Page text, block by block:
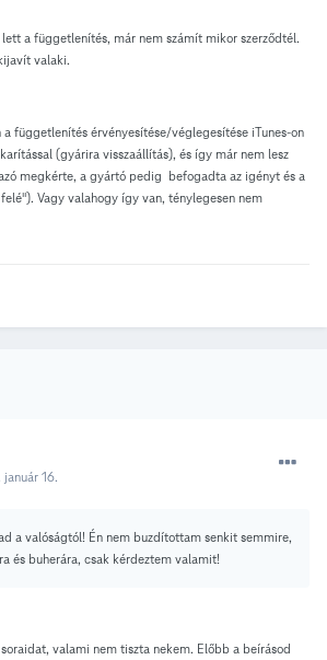
a függetlenítés, már nem számít mikor szerződtél.
valaki.
függetlenítés érvényesítése/véglegesítése iTunes-on
(gyárira visszaállítás), és így már nem lesz
megkérte, a gyártó pedig befogadta az igényt és a
Vagy valahogy így van, ténylegesen nem
január 16.
a valóságtól! Én nem buzdítottam senkit semmire,
és buherára, csak kérdeztem valamit!
valami nem tiszta nekem. Előbb a beírásod